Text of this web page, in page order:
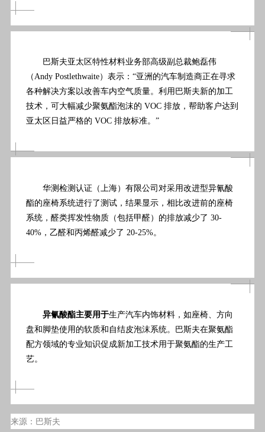
巴斯夫亚太区特性材料业务部高级副总裁鲍磊伟
（Andy Postlethwaite）表示：“亚洲的汽车制造商正在寻求
各种解决方案以改善车内空气质量。利用巴斯夫新的加工
技术，可大幅减少聚氨酯泡沫的 VOC 排放，帮助客户达到
亚太区日益严格的 VOC 排放标准。”
华测检测认证（上海）有限公司对采用改进型异氰酸
酯的座椅系统进行了测试，结果显示，相比改进前的座椅
系统，醛类挥发性物质（包括甲醛）的排放减少了 30-
40%，乙醛和丙烯醛减少了 20-25%。
异氰酸酯主要用于生产汽车内饰材料，如座椅、方向
盘和脚垫使用的软质和自结皮泡沫系统。巴斯夫在聚氨酯
配方领域的专业知识促成新加工技术用于聚氨酯的生产工
艺。
来源：巴斯夫